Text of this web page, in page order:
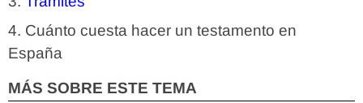
Cuánto cuesta hacer un testamento en
España
MÁS SOBRE ESTE TEMA